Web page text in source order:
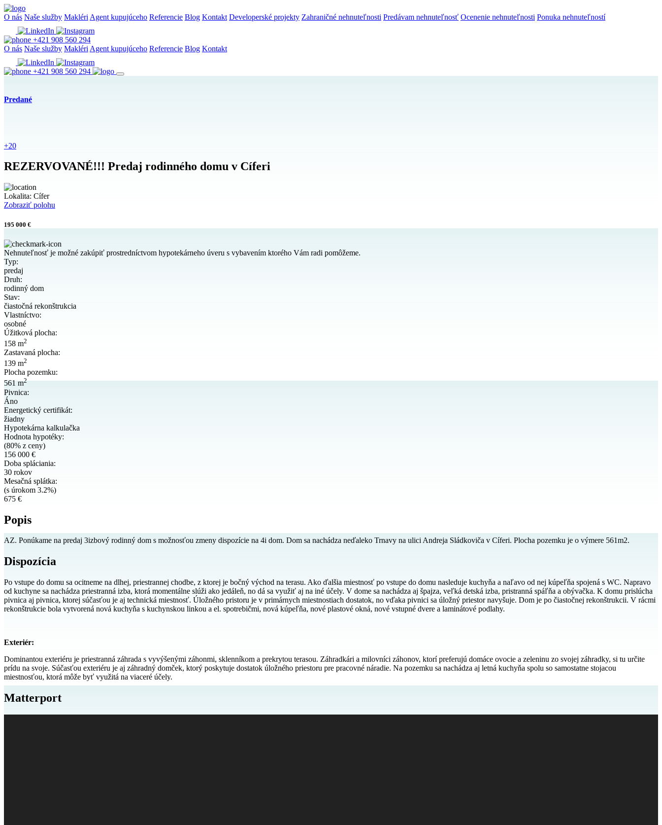
O nás Naše služby Makléri Agent kupujúceho Referencie Blog Kontakt Developerské projekty Zahraničné nehnuteľnosti Predávam nehnuteľnosť Ocenenie nehnuteľnosti Ponuka nehnuteľností
+421 908 560 294
O nás Naše služby Makléri Agent kupujúceho Referencie Blog Kontakt
+421 908 560 294
Predané
+20
REZERVOVANÉ!!! Predaj rodinného domu v Cíferi
Lokalita: Cífer
Zobraziť polohu
195 000 €
Nehnuteľnosť je možné zakúpiť prostredníctvom hypotekárneho úveru s vybavením ktorého Vám radi pomôžeme.
Typ:
predaj
Druh:
rodinný dom
Stav:
čiastočná rekonštrukcia
Vlastníctvo:
osobné
Úžitková plocha:
158 m2
Zastavaná plocha:
139 m2
Plocha pozemku:
561 m2
Pivnica:
Áno
Energetický certifikát:
žiadny
Hypotekárna kalkulačka
Hodnota hypotéky:
(80% z ceny)
156 000 €
Doba spláciania:
30 rokov
Mesačná splátka:
(s úrokom 3.2%)
675 €
Popis
AZ. Ponúkame na predaj 3izbový rodinný dom s možnosťou zmeny dispozície na 4i dom. Dom sa nachádza neďaleko Trnavy na ulici Andreja Sládkoviča v Cíferi. Plocha pozemku je o výmere 561m2.
Dispozícia
Po vstupe do domu sa ocitneme na dlhej, priestrannej chodbe, z ktorej je bočný východ na terasu. Ako ďalšia miestnosť po vstupe do domu nasleduje kuchyňa a naľavo od nej kúpeľňa spojená s WC. Napravo
od kuchyne sa nachádza priestranná izba, ktorá momentálne slúži ako jedáleň, no dá sa využiť aj na iné účely. V dome sa nachádza aj špajza, veľká detská izba, pristranná spáľňa a obývačka. K domu prislúcha
pivnica aj pivnica, ktorej súčasťou je aj technická miestnosť. Úložného pristoru je v primárnych miestnostiach dostatok, no vďaka pivnici sa úložný priestor navyšuje. Dom je po čiastočnej rekonštrukcii. V rácmi
rekonštrukcie bola vytvorená nová kuchyňa s kuchynskou linkou a el. spotrebičmi, nová kúpeľňa, nové plastové okná, nové vstupné dvere a laminátové podlahy.
Exteriér:
Dominantou exteriéru je priestranná záhrada s vyvýšenými záhonmi, sklenníkom a prekrytou terasou. Záhradkári a milovníci záhonov, ktorí preferujú domáce ovocie a zeleninu zo svojej záhradky, si tu určite
prídu na svoje. Súčasťou exteriéru je aj záhradný domček, ktorý poskytuje dostatok úložného priestoru pre pracovné náradie. Na pozemku sa nachádza aj letná kuchyňa spolu so samostatne stojacou
miestnosťou, ktorá môže byť využitá na viaceré účely.
Matterport